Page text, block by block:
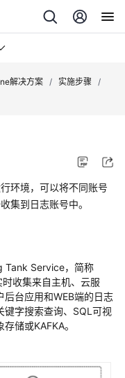
解决方案 / 实施步骤
/
环境，可以将不同账号
集到日志账号中。
Tank Service，简称
收集来自主机、云服
台应用和WEB端的日志
键字搜索查询、SQL可视
储或KAFKA。